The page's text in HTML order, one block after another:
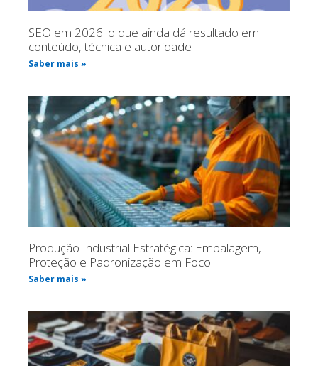
SEO em 2026: o que ainda dá resultado em
conteúdo, técnica e autoridade
Saber mais »
Produção Industrial Estratégica: Embalagem,
Proteção e Padronização em Foco
Saber mais »